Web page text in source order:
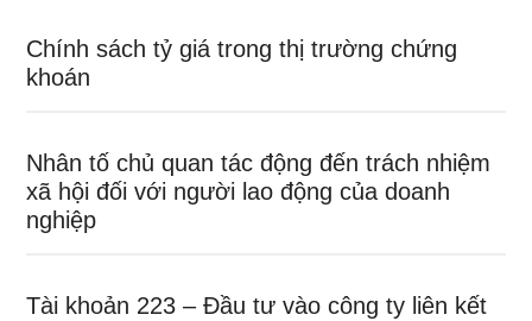
Chính sách tỷ giá trong thị trường chứng
khoán
Nhân tố chủ quan tác động đến trách nhiệm
xã hội đối với người lao động của doanh
nghiệp
Tài khoản 223 – Đầu tư vào công ty liên kết